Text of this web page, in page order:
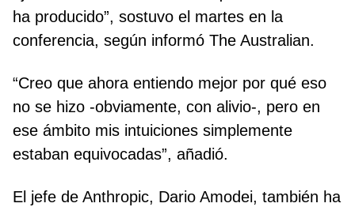
ha producido”, sostuvo el martes en la
conferencia, según informó The Australian.
“Creo que ahora entiendo mejor por qué eso
no se hizo -obviamente, con alivio-, pero en
ese ámbito mis intuiciones simplemente
estaban equivocadas”, añadió.
El jefe de Anthropic, Dario Amodei, también ha